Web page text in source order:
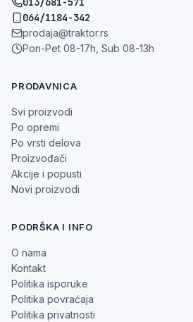
064/1184-342
prodaja@traktor.rs
Pon-Pet 08-17h, Sub 08-13h
PRODAVNICA
Svi proizvodi
Po opremi
Po vrsti delova
Proizvođači
Akcije i popusti
Novi proizvodi
PODRŠKA I INFO
O nama
Kontakt
Politika isporuke
Politika povraćaja
Politika privatnosti